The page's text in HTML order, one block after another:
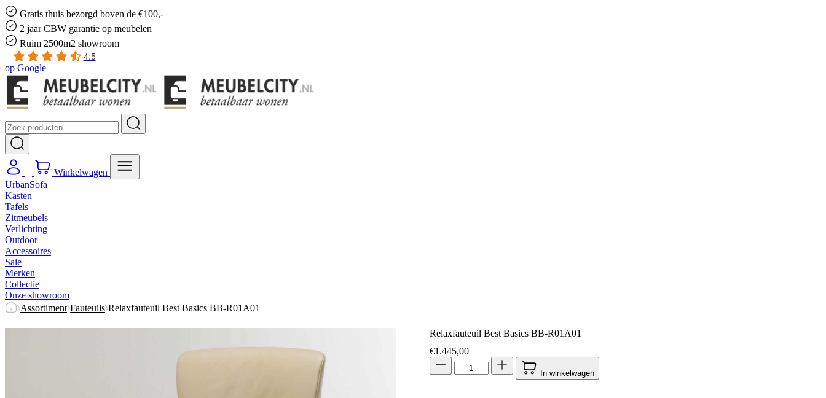
Gratis thuis bezorgd boven de €100,-
2 jaar CBW garantie op meubelen
Ruim 2500m2 showroom
4.5
op Google
Winkelwagen
UrbanSofa
Kasten
Tafels
Zitmeubels
Verlichting
Outdoor
Accessoires
Sale
Merken
Collectie
Onze showroom
Assortiment Fauteuils Relaxfauteuil Best Basics BB-R01A01
Relaxfauteuil Best Basics BB-R01A01
€1.445,00
In winkelwagen